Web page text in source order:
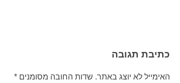
כתיבת תגובה
האימייל לא יוצג באתר. שדות החובה מסומנים *